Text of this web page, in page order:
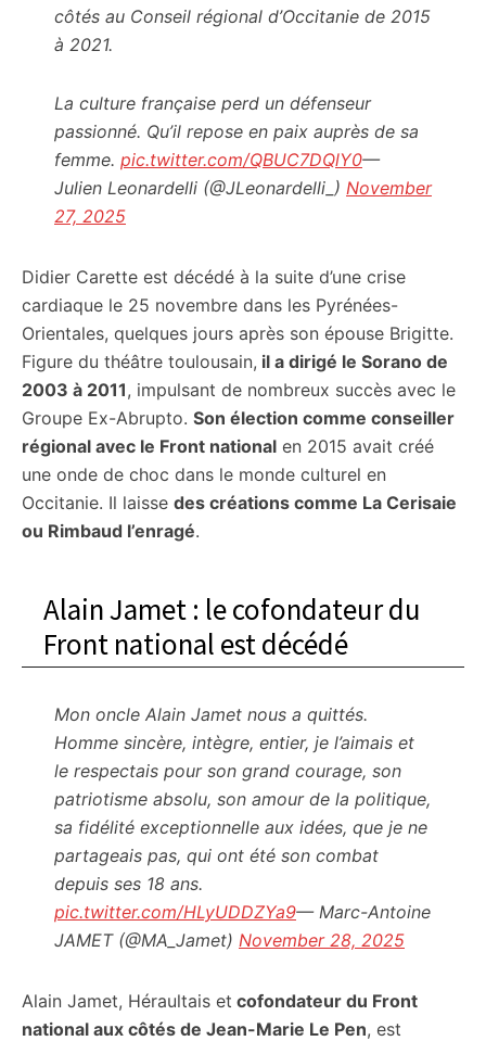
côtés au Conseil régional d’Occitanie de 2015
à 2021.
La culture française perd un défenseur
passionné. Qu’il repose en paix auprès de sa
femme. pic.twitter.com/QBUC7DQlY0—
Julien Leonardelli (@JLeonardelli_) November
27, 2025
Didier Carette est décédé à la suite d’une crise
cardiaque le 25 novembre dans les Pyrénées-
Orientales, quelques jours après son épouse Brigitte.
Figure du théâtre toulousain, il a dirigé le Sorano de
2003 à 2011, impulsant de nombreux succès avec le
Groupe Ex-Abrupto. Son élection comme conseiller
régional avec le Front national en 2015 avait créé
une onde de choc dans le monde culturel en
Occitanie. Il laisse des créations comme La Cerisaie
ou Rimbaud l’enragé.
Alain Jamet : le cofondateur du
Front national est décédé
Mon oncle Alain Jamet nous a quittés.
Homme sincère, intègre, entier, je l’aimais et
le respectais pour son grand courage, son
patriotisme absolu, son amour de la politique,
sa fidélité exceptionnelle aux idées, que je ne
partageais pas, qui ont été son combat
depuis ses 18 ans.
pic.twitter.com/HLyUDDZYa9— Marc-Antoine
JAMET (@MA_Jamet) November 28, 2025
Alain Jamet, Héraultais et cofondateur du Front
national aux côtés de Jean-Marie Le Pen, est